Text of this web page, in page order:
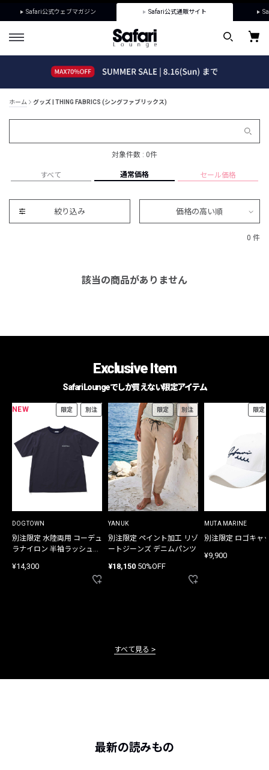
Safari公式ウェブマガジン Safari公式通販サイト
ホーム グッズ | THING FABRICS (シングファブリックス)
対象件数 : 0件
すべて 通常価格 セール価格
絞り込み 価格の高い順
0 件
該当の商品がありません
Exclusive Item
Safari Loungeでしか買えない限定アイテム
NEW 限定 別注
DOGTOWN
別注限定 水陸両用 コーデュ
ラナイロン 半袖ラッシュガ
¥14,300
限定 別注
YANUK
別注限定 ペイント加工 リゾ
ートジーンズ デニムパンツ
¥18,150 50%OFF
限定
MUTA MARINE
別注限定 ロゴキャ
¥9,900
すべて見る
最新の読みもの